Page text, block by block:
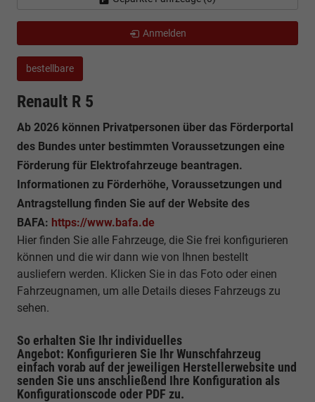
bestellbare
Renault R 5
Ab 2026 können Privatpersonen über das Förderportal
des Bundes unter bestimmten Voraussetzungen eine
Förderung für Elektrofahrzeuge beantragen.
Informationen zu Förderhöhe, Voraussetzungen und
Antragstellung finden Sie auf der Website des
BAFA: https://www.bafa.de
Hier finden Sie alle Fahrzeuge, die Sie frei konfigurieren
können und die wir dann wie von Ihnen bestellt
ausliefern werden. Klicken Sie in das Foto oder einen
Fahrzeugnamen, um alle Details dieses Fahrzeugs zu
sehen.
So erhalten Sie Ihr individuelles
Angebot: Konfigurieren Sie Ihr Wunschfahrzeug
einfach vorab auf der jeweiligen Herstellerwebsite und
senden Sie uns anschließend Ihre Konfiguration als
Konfigurationscode oder PDF zu.
Anmelden